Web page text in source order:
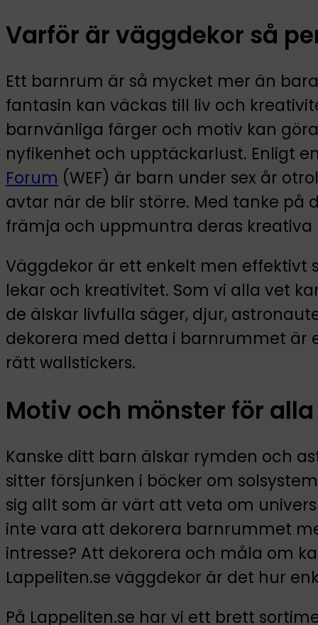
Varför är väggdekor så
Ett barnrum är så mycket mer än
fantasin kan väckas till liv och
barnvänliga färger och motiv kan
nyfikenhet och upptäckarlust. Enligt
Forum (WEF) är barn under sex år
avtar när de blir större. Med tanke på
främja och uppmuntra deras kreativa
Väggdekor är ett enkelt men
lekar och kreativitet. Som vi alla vet
de älskar livfulla säger, djur,
dekorera med detta i barnrummet är
rätt wallstickers.
Motiv och mönster för
Kanske ditt barn älskar rymden och
sitter försjunken i böcker om
sig allt som är värt att veta om
inte vara att dekorera barnrummet
intresse? Att dekorera och måla om
Lappeliten.se väggdekor är det hur
På Lappeliten.se har vi ett brett